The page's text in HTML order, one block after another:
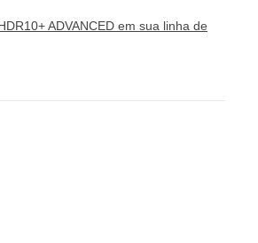
ADVANCED em sua linha de